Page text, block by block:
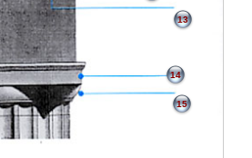
13
14
15